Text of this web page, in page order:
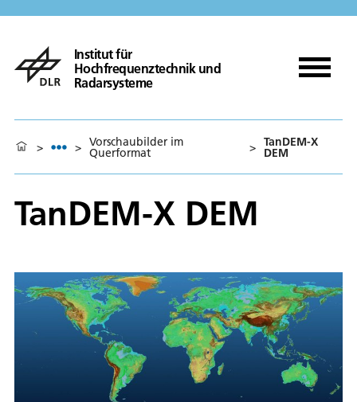
Institut für
Hochfrequenztechnik und
Radarsysteme
> > Vorschaubilder im
Querformat > TanDEM-X
DEM
TanDEM-X DEM